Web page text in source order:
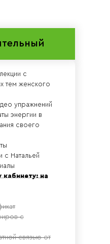
с
тем женского
упражнений
энергии в
своего
с Натальей
кабинету: на
с
связью от